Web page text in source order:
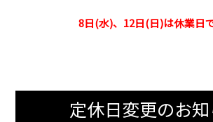
8日(水)、12日(日)は休業日で
定休日変更のお